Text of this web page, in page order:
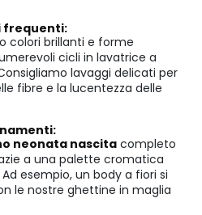
frequenti:
colori brillanti e forme
cicli in lavatrice a
lavaggi delicati per
fibre e la lucentezza delle
neonata nascita completo
a una palette cromatica
esempio, un body a fiori si
le nostre ghettine in maglia